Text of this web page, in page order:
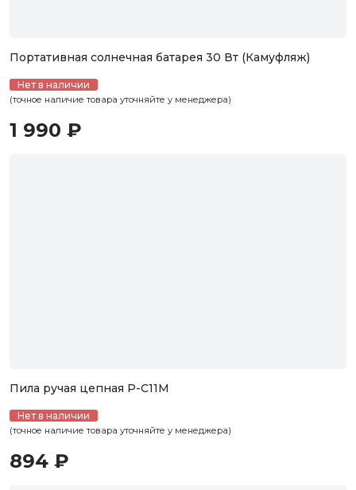
Портативная солнечная батарея 30 Вт (Камуфляж)
Нет в наличии
(точное наличие товара уточняйте у менеджера)
1 990 ₽
Пила ручая цепная P-C11M
Нет в наличии
(точное наличие товара уточняйте у менеджера)
894 ₽